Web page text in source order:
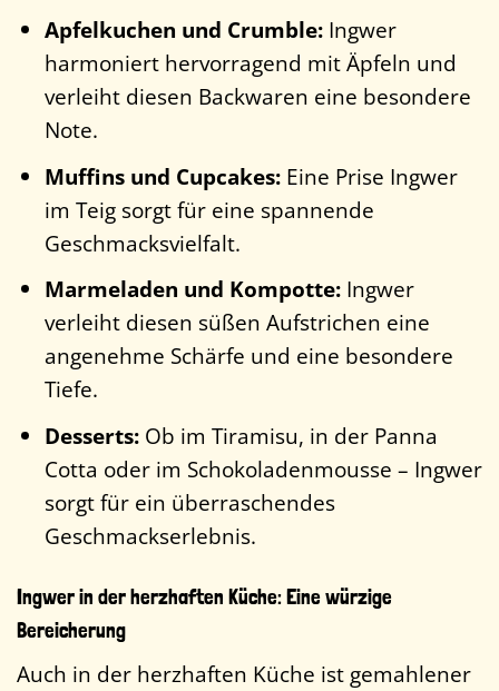
Apfelkuchen und Crumble:Ingwer
harmoniert hervorragend mit Äpfeln und
verleiht diesen Backwaren eine besondere
Note.
Muffins und Cupcakes:Eine Prise Ingwer
im Teig sorgt für eine spannende
Geschmacksvielfalt.
Marmeladen und Kompotte:Ingwer
verleiht diesen süßen Aufstrichen eine
angenehme Schärfe und eine besondere
Tiefe.
Desserts:Ob im Tiramisu, in der Panna
Cotta oder im Schokoladenmousse – Ingwer
sorgt für ein überraschendes
Geschmackserlebnis.
Ingwer in der herzhaften Küche: Eine würzige
Bereicherung
Auch in der herzhaften Küche ist gemahlener